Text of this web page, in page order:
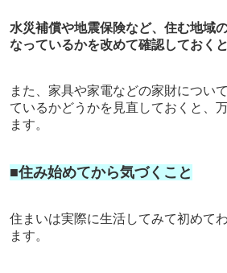
水災補償や地震保険など、住む地域
なっているかを改めて確認しておくと
また、家具や家電などの家財につい
ているかどうかを見直しておくと、
ます。
■住み始めてから気づくこと
住まいは実際に生活してみて初めて
ます。